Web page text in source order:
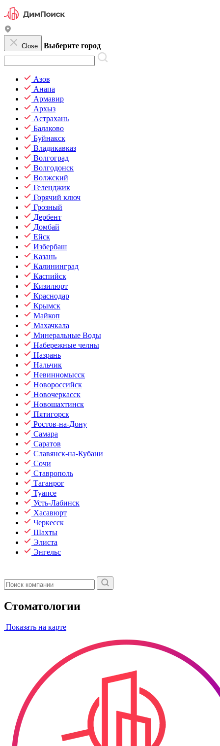
Close Выберите город
Азов
Анапа
Армавир
Архыз
Астрахань
Балаково
Буйнакск
Владикавказ
Волгоград
Волгодонск
Волжский
Геленджик
Горячий ключ
Грозный
Дербент
Домбай
Ейск
Избербаш
Казань
Калининград
Каспийск
Кизилюрт
Краснодар
Крымск
Майкоп
Махачкала
Минеральные Воды
Набережные челны
Назрань
Нальчик
Невинномысск
Новороссийск
Новочеркасск
Новошахтинск
Пятигорск
Ростов-на-Дону
Самара
Саратов
Славянск-на-Кубани
Сочи
Ставрополь
Таганрог
Туапсе
Усть-Лабинск
Хасавюрт
Черкесск
Шахты
Элиста
Энгельс
Стоматологии
Показать на карте